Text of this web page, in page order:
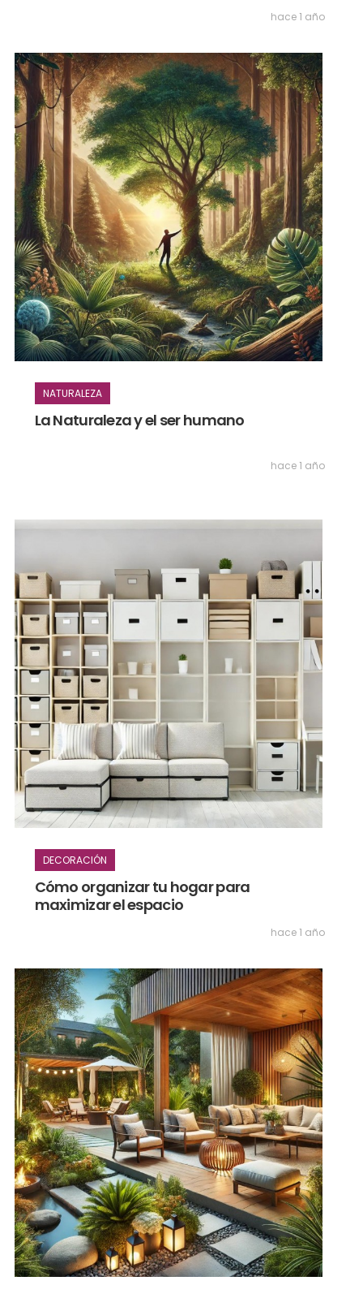
hace 1 año
NATURALEZA
La Naturaleza y el ser humano
hace 1 año
DECORACIÓN
Cómo organizar tu hogar para
maximizar el espacio
hace 1 año